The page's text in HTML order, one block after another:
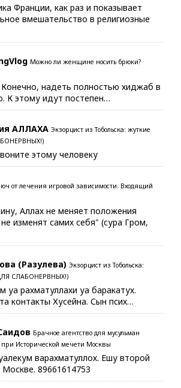
Франции, как раз и показывает
вмешательство в религиозные
Можно ли женщине носить брюки?
надеть полностью хиджаб в
К этому идут постепен…
АЛЛАХА Экзорцист из Тобольска: жуткие
этому человеку
от лечения игровой зависимости. Входящий
Аллах не меняет положения
изменят самих себя" (сура Гром,
(Разулева) Экзорцист из Тобольска:
СЛАБОНЕРВНЫХ!)
уа рахматуллахи уа баракатух.
контакты Хусейна. Сын псих…
Брачное агентство для мусульман
при Исторической мечети Москвы
варахматуллох. Ешу второй
89661614753